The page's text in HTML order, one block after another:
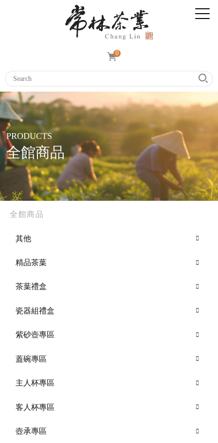
0
全館商品
PRODUCTS
全館商品
其他
精品茶葉
茶葉禮盒
瓷器組禮盒
紫砂壺專區
蓋碗專區
主人杯專區
客人杯專區
壺承專區